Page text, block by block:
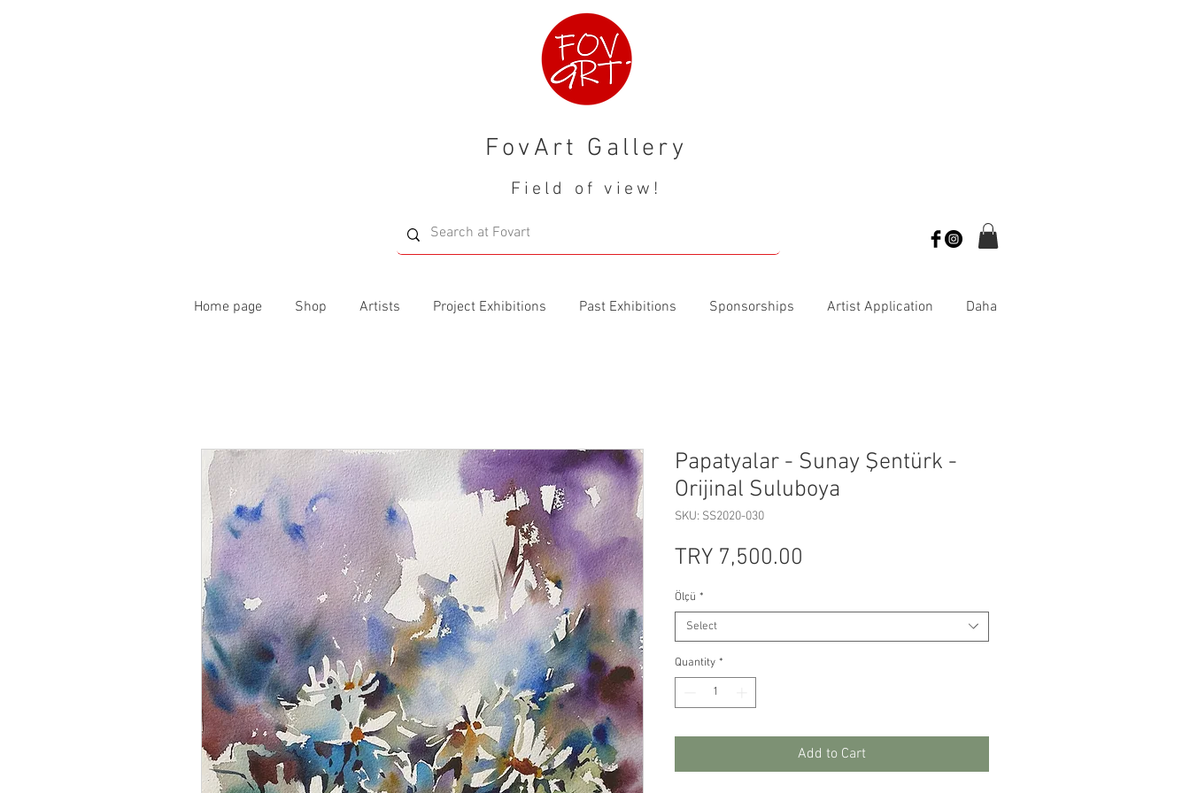
FovArt Gallery
Field of view!
Home page Shop Artists Project Exhibitions Past Exhibitions Sponsorships Artist Application Daha
Papatyalar - Sunay Şentürk -
Orijinal Suluboya
SKU: SS2020-030
TRY 7,500.00
Ölçü *
Select
Quantity *
Add to Cart